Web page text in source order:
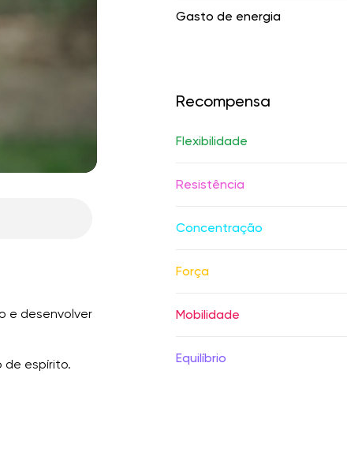
e desenvolver
de espírito.
Gasto de energia
Recompensa
Flexibilidade
Resistência
Concentração
Força
Mobilidade
Equilíbrio